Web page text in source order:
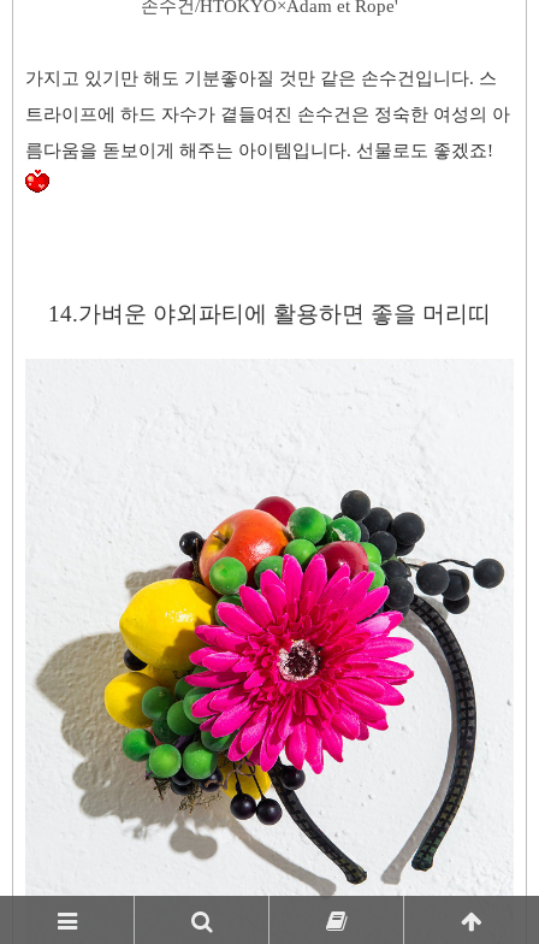
손수건/HTOKYO×Adam et Rope'
가지고 있기만 해도 기분좋아질 것만 같은 손수건입니다. 스
트라이프에 하드 자수가 곁들여진 손수건은 정숙한 여성의 아
름다움을 돋보이게 해주는 아이템입니다. 선물로도 좋겠죠!
14.가벼운 야외파티에 활용하면 좋을 머리띠